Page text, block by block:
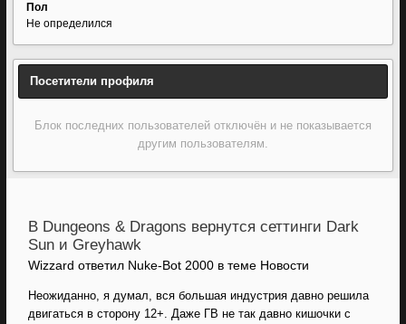
Пол
Не определился
Посетители профиля
Блок последних пользователей отключён и не показывается
другим пользователям.
В Dungeons & Dragons вернутся сеттинги Dark
Sun и Greyhawk
Wizzard ответил Nuke-Bot 2000 в теме Новости
Неожиданно, я думал, вся большая индустрия давно решила
двигаться в сторону 12+. Даже ГВ не так давно кишочки с